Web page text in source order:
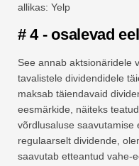
allikas: Yelp
# 4 - osalevad
See annab aktsionäridele
tavalistele dividendidele
maksab täiendavaid
eesmärkide, näiteks
võrdlusaluse saavutamise
regulaarselt dividende,
saavutab etteantud vahe-